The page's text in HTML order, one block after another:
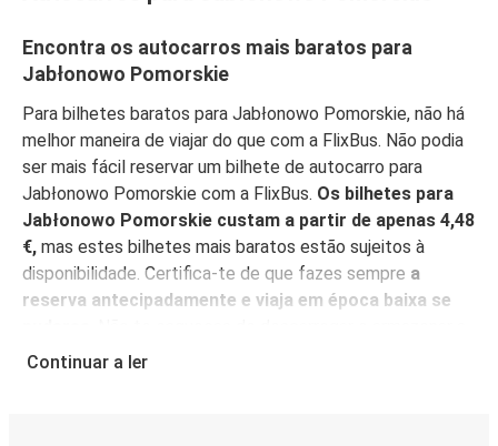
Encontra os autocarros mais baratos para
Jabłonowo Pomorskie
Para bilhetes baratos para Jabłonowo Pomorskie, não há
melhor maneira de viajar do que com a FlixBus. Não podia
ser mais fácil reservar um bilhete de autocarro para
Jabłonowo Pomorskie com a FlixBus. Os bilhetes para
Jabłonowo Pomorskie custam a partir de apenas 4,48
€, mas estes bilhetes mais baratos estão sujeitos à
disponibilidade. Certifica-te de que fazes sempre a
reserva antecipadamente e viaja em época baixa se
App gratuita da FlixBus
Continuar a ler